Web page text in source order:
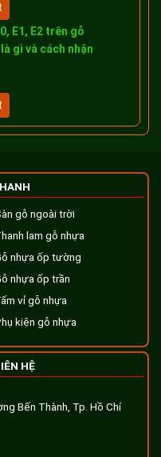
E1, E2 trên gỗ
gì và cách nhận
gỗ ngoài trời
lam gỗ nhựa
nhựa ốp tường
nhựa ốp trần
vỉ gỗ nhựa
kiện gỗ nhựa
HỆ
Bến Thành, Tp. Hồ Chí